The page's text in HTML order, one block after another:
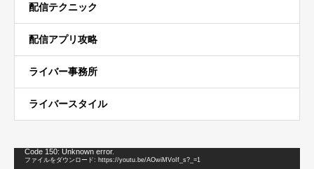
配信テクニック
配信アプリ攻略
ライバー事務所
ライバースタイル
動Code 150: Unknown error.
ファイルをダウンロード: https://youtu.be/AOwiMVoIf_s?_=1